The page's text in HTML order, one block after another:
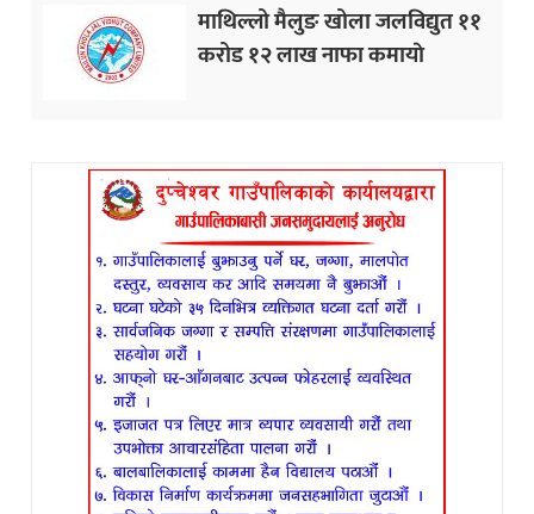
माथिल्लो मैलुङ खोला जलविद्युत ११
करोड १२ लाख नाफा कमायाे